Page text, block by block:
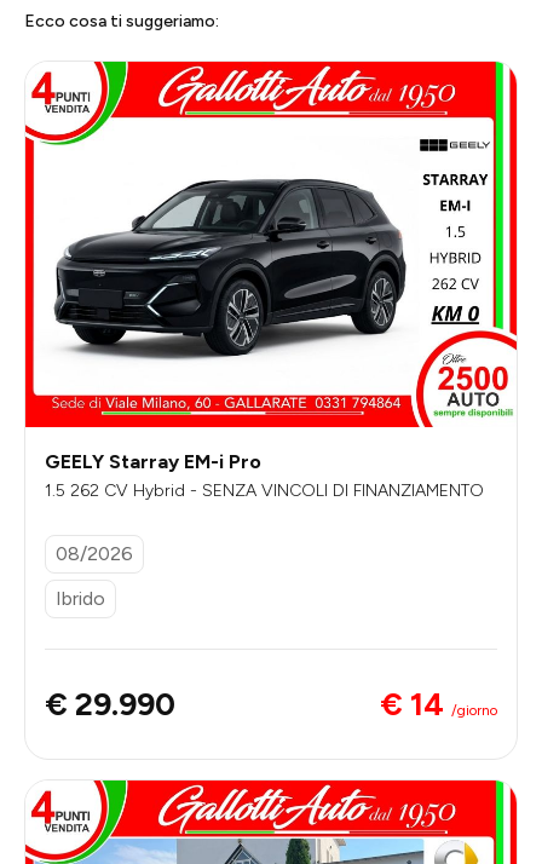
Ecco cosa ti suggeriamo:
GEELY Starray EM-i Pro
1.5 262 CV Hybrid - SENZA VINCOLI DI FINANZIAMENTO
08/2026
Ibrido
€ 29.990 € 14 /giorno